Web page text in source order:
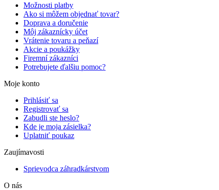
Možnosti platby
Ako si môžem objednať tovar?
Doprava a doručenie
Môj zákaznícky účet
Vrátenie tovaru a peňazí
Akcie a poukážky
Firemní zákazníci
Potrebujete ďalšiu pomoc?
Moje konto
Prihlásiť sa
Registrovať sa
Zabudli ste heslo?
Kde je moja zásielka?
Uplatniť poukaz
Zaujímavosti
Sprievodca záhradkárstvom
O nás